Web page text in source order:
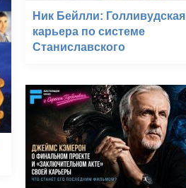
Ник Бейлли: Голливудская
карьера по системе
Станиславского